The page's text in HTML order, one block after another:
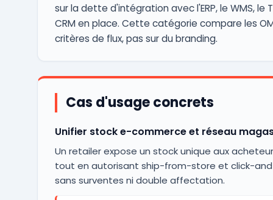
sur la dette d'intégration avec l'ERP, le WMS, le
CRM en place. Cette catégorie compare les
critères de flux, pas sur du branding.
Cas d'usage concrets
Unifier stock e-commerce et réseau
Un retailer expose un stock unique aux
tout en autorisant ship-from-store et click-
sans surventes ni double affectation.